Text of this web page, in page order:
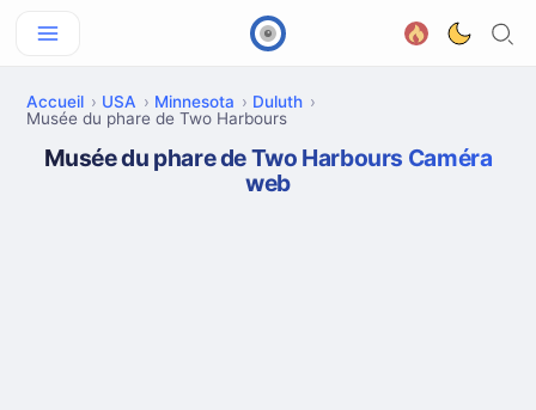
Accueil USA Minnesota
Duluth
Musée du phare de Two Harbours
Musée du phare de Two Harbours Caméra
web